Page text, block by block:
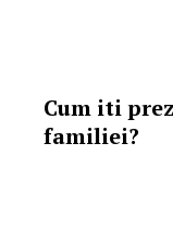
Cum iti
familiei?